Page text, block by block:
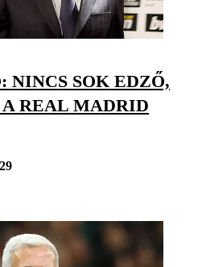
NINCS SOK EDZŐ,
REAL MADRID